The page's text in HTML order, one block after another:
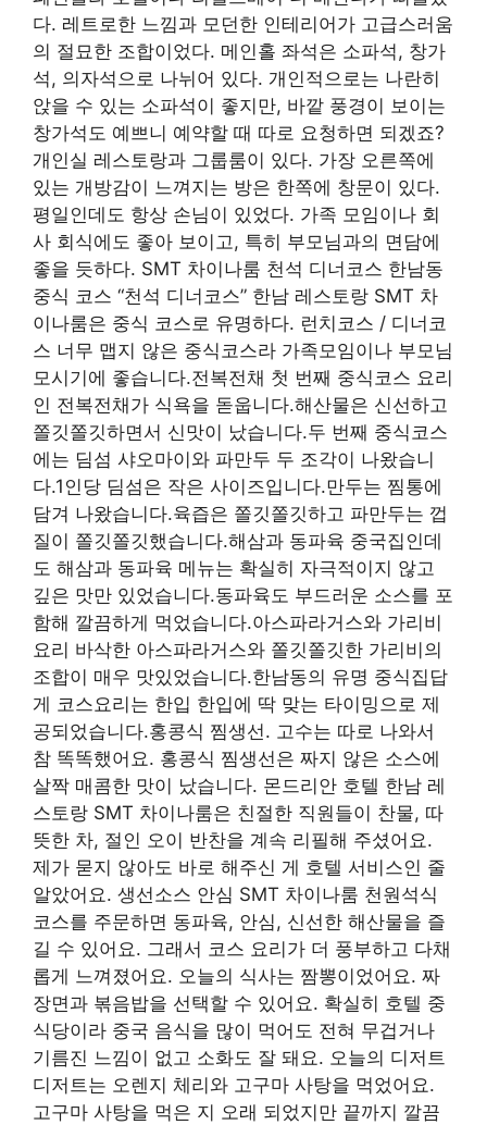
다. 레트로한 느낌과 모던한 인테리어가 고급스러움
의 절묘한 조합이었다. 메인홀 좌석은 소파석, 창가
석, 의자석으로 나뉘어 있다. 개인적으로는 나란히
앉을 수 있는 소파석이 좋지만, 바깥 풍경이 보이는
창가석도 예쁘니 예약할 때 따로 요청하면 되겠죠?
개인실 레스토랑과 그룹룸이 있다. 가장 오른쪽에
있는 개방감이 느껴지는 방은 한쪽에 창문이 있다.
평일인데도 항상 손님이 있었다. 가족 모임이나 회
사 회식에도 좋아 보이고, 특히 부모님과의 면담에
좋을 듯하다. SMT 차이나룸 천석 디너코스 한남동
중식 코스 “천석 디너코스” 한남 레스토랑 SMT 차
이나룸은 중식 코스로 유명하다. 런치코스 / 디너코
스 너무 맵지 않은 중식코스라 가족모임이나 부모님
모시기에 좋습니다.전복전채 첫 번째 중식코스 요리
인 전복전채가 식욕을 돋웁니다.해산물은 신선하고
쫄깃쫄깃하면서 신맛이 났습니다.두 번째 중식코스
에는 딤섬 샤오마이와 파만두 두 조각이 나왔습니
다.1인당 딤섬은 작은 사이즈입니다.만두는 찜통에
담겨 나왔습니다.육즙은 쫄깃쫄깃하고 파만두는 껍
질이 쫄깃쫄깃했습니다.해삼과 동파육 중국집인데
도 해삼과 동파육 메뉴는 확실히 자극적이지 않고
깊은 맛만 있었습니다.동파육도 부드러운 소스를 포
함해 깔끔하게 먹었습니다.아스파라거스와 가리비
요리 바삭한 아스파라거스와 쫄깃쫄깃한 가리비의
조합이 매우 맛있었습니다.한남동의 유명 중식집답
게 코스요리는 한입 한입에 딱 맞는 타이밍으로 제
공되었습니다.홍콩식 찜생선. 고수는 따로 나와서
참 똑똑했어요. 홍콩식 찜생선은 짜지 않은 소스에
살짝 매콤한 맛이 났습니다. 몬드리안 호텔 한남 레
스토랑 SMT 차이나룸은 친절한 직원들이 찬물, 따
뜻한 차, 절인 오이 반찬을 계속 리필해 주셨어요.
제가 묻지 않아도 바로 해주신 게 호텔 서비스인 줄
알았어요. 생선소스 안심 SMT 차이나룸 천원석식
코스를 주문하면 동파육, 안심, 신선한 해산물을 즐
길 수 있어요. 그래서 코스 요리가 더 풍부하고 다채
롭게 느껴졌어요. 오늘의 식사는 짬뽕이었어요. 짜
장면과 볶음밥을 선택할 수 있어요. 확실히 호텔 중
식당이라 중국 음식을 많이 먹어도 전혀 무겁거나
기름진 느낌이 없고 소화도 잘 돼요. 오늘의 디저트
디저트는 오렌지 체리와 고구마 사탕을 먹었어요.
고구마 사탕을 먹은 지 오래 되었지만 끝까지 깔끔